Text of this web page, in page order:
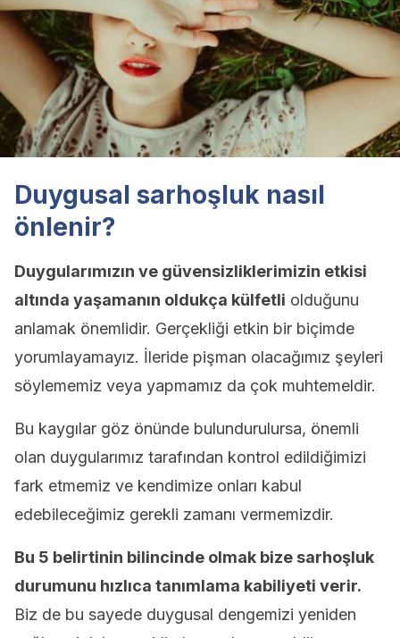
Duygusal sarhoşluk nasıl
önlenir?
Duygularımızın ve güvensizliklerimizin etkisi
altında yaşamanın oldukça külfetli olduğunu
anlamak önemlidir. Gerçekliği etkin bir biçimde
yorumlayamayız. İleride pişman olacağımız şeyleri
söylememiz veya yapmamız da çok muhtemeldir.
Bu kaygılar göz önünde bulundurulursa, önemli
olan duygularımız tarafından kontrol edildiğimizi
fark etmemiz ve kendimize onları kabul
edebileceğimiz gerekli zamanı vermemizdir.
Bu 5 belirtinin bilincinde olmak bize sarhoşluk
durumunu hızlıca tanımlama kabiliyeti verir.
Biz de bu sayede duygusal dengemizi yeniden